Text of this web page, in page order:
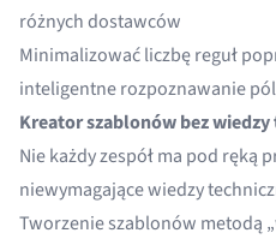
różnych dostawców
Minimalizować liczbę reguł
inteligentne rozpoznawanie pól
Kreator szablonów bez
Nie każdy zespół ma pod ręką
niewymagające wiedzy
Tworzenie szablonów metodą